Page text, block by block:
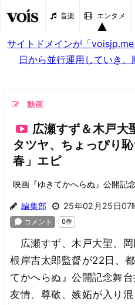
音楽 エンタメ
サイトドメインが「
日から並行運用していき、
動画
広瀬すず＆木戸大
タツヤ、ちょっぴり
春」エピ
映画『ゆきてかへらぬ』公開記
編集部 25年02月25日07
広瀬すず、木戸大聖、岡
根岸吉太郎監督が22日、
てかへらぬ』公開記念舞
友情、尊敬、嫉妬が入り